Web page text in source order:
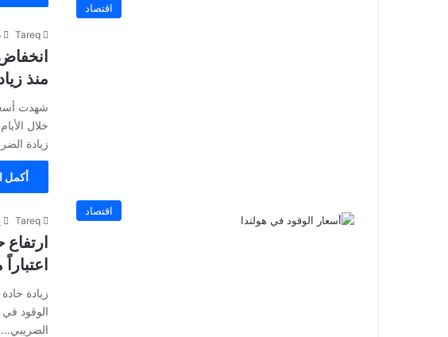
اقتصاد
Tareq
منذ
شهدت
خلال
زيادة
أكمل
اقتصاد
Tareq
اعتباراً
زيادة
الوقود
الضريبي…